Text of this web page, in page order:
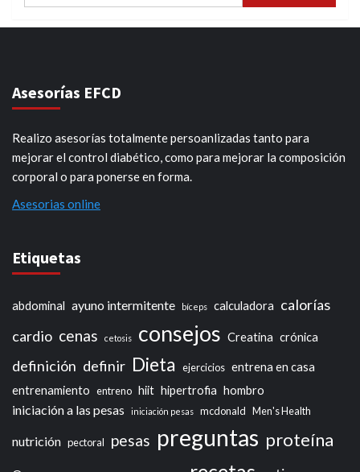
Asesorías EFCD
Realizo asesorías totalmente persoanlizadas tanto para
mejorar el control diabético, como para mejorar la composición
corporal o para ponerse en forma.
Asesorias online
Etiquetas
abdominal ayuno intermitente bíceps calculadora calorías
cardio cenas cetosis consejos Creatina crónica
definición definir Dieta ejercicios entrena en casa
entrenamiento entreno hiit hipertrofia hombro
iniciación a las pesas iniciación pesas mcdonald Men's Health
nutrición pectoral pesas preguntas proteína